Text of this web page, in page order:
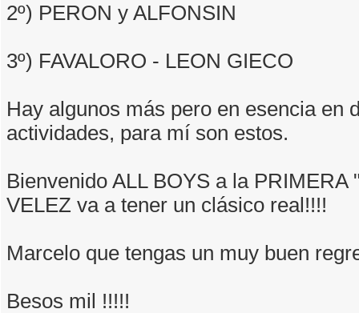
2º) PERON y ALFONSIN
3º) FAVALORO - LEON GIECO
Hay algunos más pero en esencia en
actividades, para mí son estos.
Bienvenido ALL BOYS a la PRIMERA
VELEZ va a tener un clásico real!!!!
Marcelo que tengas un muy buen
Besos mil !!!!!